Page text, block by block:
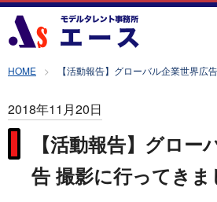
HOME 【活動報告】グローバル企業世界広
2018年11月20日
【活動報告】グロー
告 撮影に行ってきま